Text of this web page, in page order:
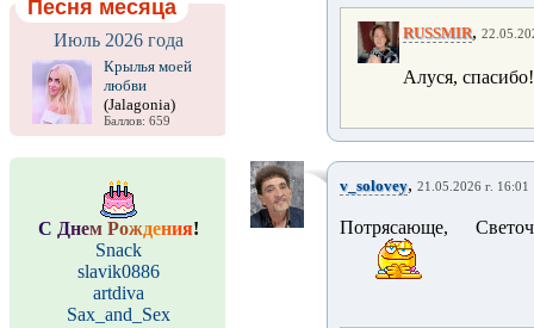
Песня месяца
Июль 2026 года
Крылья моей
любви
(Jalagonia)
Баллов: 659
С Днем Рождения!
Snack
slavik0886
artdiva
Sax_and_Sex
RUSSMIR,
Алуся, спасибо!
v_solovey, 21.05.2026 г. 16:01
Потрясающе,